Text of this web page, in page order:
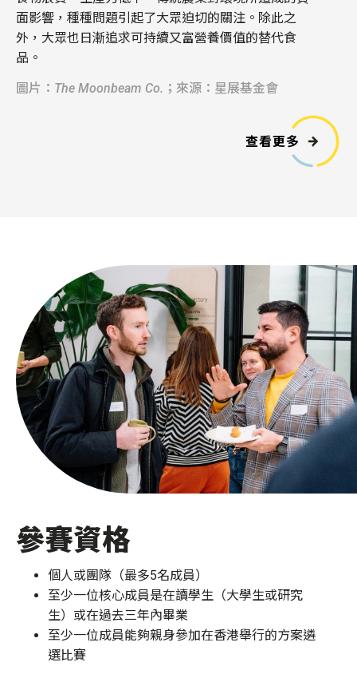
面影響，種種問題引起了大眾迫切的關注。除此之
外，大眾也日漸追求可持續又富營養價值的替代食
品。
圖片：The Moonbeam Co.；來源：星展基金會
查看更多
參賽資格
個人或團隊（最多5名成員）
至少一位核心成員是在讀學生（大學生或研究
生）或在過去三年內畢業
至少一位成員能夠親身參加在香港舉行的方案遴
選比賽